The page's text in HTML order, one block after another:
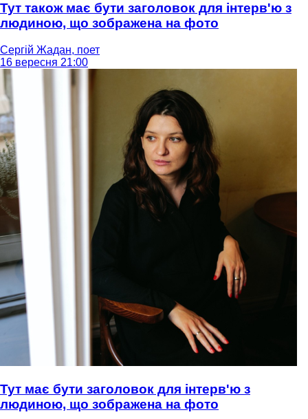
Тут також має бути заголовок для інтерв'ю з
людиною, що зображена на фото
Сергій Жадан, поет
16 вересня 21:00
Тут має бути заголовок для інтерв'ю з
людиною, що зображена на фото